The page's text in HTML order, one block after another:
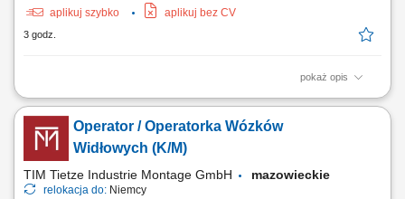
aplikuj szybko
aplikuj bez CV
3 godz.
pokaż opis
Opis stanowiska: Kompleksowa realizacja nawierzchni zewnętrznych z
kostki oraz płyt brukarskich. Profesjonalne przygotowywanie
podbudowy pod układane nawierzchnie. Montaż krawężników, obrzeży
oraz elementów odwodnienia terenowego. Realizacja sprawnych prac
terenowych zgodnie z harmonogramem...
Operator / Operatorka Wózków
Widłowych (K/M)
TIM Tietze Industrie Montage GmbH mazowieckie
relokacja do: Niemcy